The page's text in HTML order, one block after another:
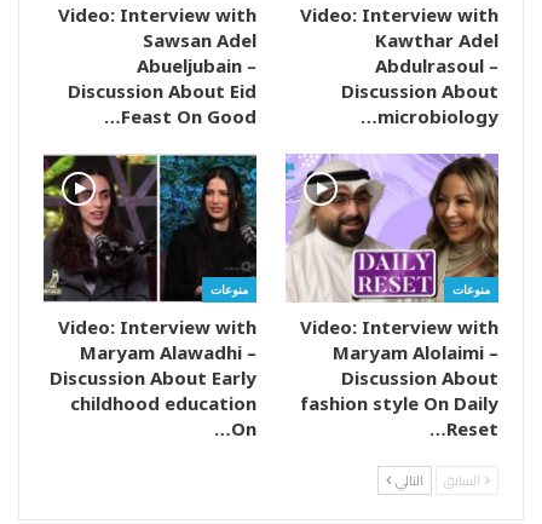
Video: Interview with
Kawthar Adel
Abdulrasoul –
Discussion About
microbiology…
Video: Interview with
Sawsan Adel
Abueljubain –
Discussion About Eid
Feast On Good…
منوعات
Video: Interview with
Maryam Alolaimi –
Discussion About
fashion style On Daily
Reset…
منوعات
Video: Interview with
Maryam Alawadhi –
Discussion About Early
childhood education
On…
السابق التالي